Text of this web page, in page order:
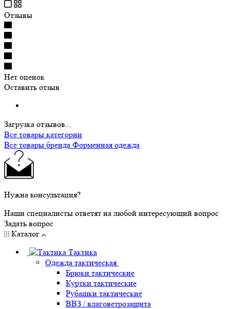
Отзывы
Нет оценок
Оставить отзыв
Загрузка отзывов...
Все товары категории
Все товары бренда Форменная одежда
Нужна консультация?
Наши специалисты ответят на любой интересующий вопрос
Задать вопрос
Каталог
Тактика
Одежда тактическая
Брюки тактические
Куртки тактические
Рубашки тактические
ВВЗ / влаговетрозащита